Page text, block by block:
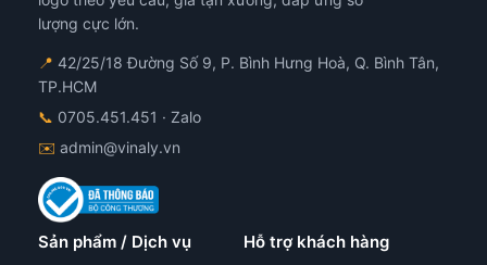
lượng cực lớn.
📍 42/25/18 Đường Số 9, P. Bình Hưng Hoà, Q. Bình Tân,
TP.HCM
📞 0705.451.451 · Zalo
✉️ admin@vinaly.vn
Sản phẩm / Dịch vụ Hỗ trợ khách hàng